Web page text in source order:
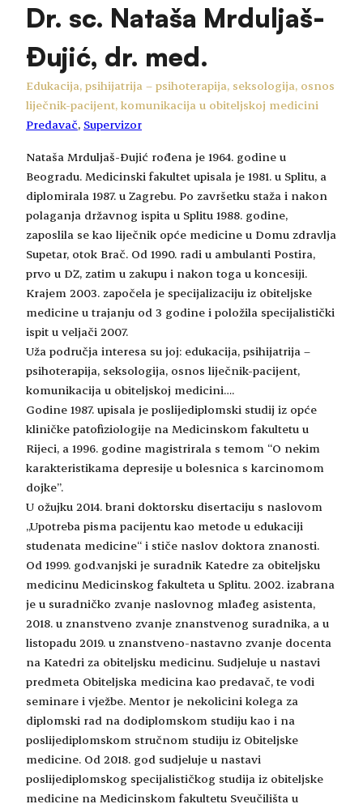
Dr. sc. Nataša Mrduljaš-
Đujić, dr. med.
Edukacija, psihijatrija – psihoterapija, seksologija, osnos
liječnik-pacijent, komunikacija u obiteljskoj medicini
Predavač, Supervizor
Nataša Mrduljaš-Đujić rođena je 1964. godine u
Beogradu. Medicinski fakultet upisala je 1981. u Splitu, a
diplomirala 1987. u Zagrebu. Po završetku staža i nakon
polaganja državnog ispita u Splitu 1988. godine,
zaposlila se kao liječnik opće medicine u Domu zdravlja
Supetar, otok Brač. Od 1990. radi u ambulanti Postira,
prvo u DZ, zatim u zakupu i nakon toga u koncesiji.
Krajem 2003. započela je specijalizaciju iz obiteljske
medicine u trajanju od 3 godine i položila specijalistički
ispit u veljači 2007.
Uža područja interesa su joj: edukacija, psihijatrija –
psihoterapija, seksologija, osnos liječnik-pacijent,
komunikacija u obiteljskoj medicini….
Godine 1987. upisala je poslijediplomski studij iz opće
kliničke patofiziologije na Medicinskom fakultetu u
Rijeci, a 1996. godine magistrirala s temom “O nekim
karakteristikama depresije u bolesnica s karcinomom
dojke”.
U ožujku 2014. brani doktorsku disertaciju s naslovom
„Upotreba pisma pacijentu kao metode u edukaciji
studenata medicine“ i stiče naslov doktora znanosti.
Od 1999. god.vanjski je suradnik Katedre za obiteljsku
medicinu Medicinskog fakulteta u Splitu. 2002. izabrana
je u suradničko zvanje naslovnog mlađeg asistenta,
2018. u znanstveno zvanje znanstvenog suradnika, a u
listopadu 2019. u znanstveno-nastavno zvanje docenta
na Katedri za obiteljsku medicinu. Sudjeluje u nastavi
predmeta Obiteljska medicina kao predavač, te vodi
seminare i vježbe. Mentor je nekolicini kolega za
diplomski rad na dodiplomskom studiju kao i na
poslijediplomskom stručnom studiju iz Obiteljske
medicine. Od 2018. god sudjeluje u nastavi
poslijediplomskog specijalističkog studija iz obiteljske
medicine na Medicinskom fakultetu Sveučilišta u